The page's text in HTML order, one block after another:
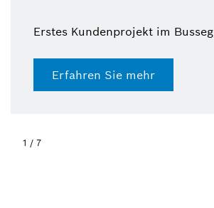
Erstes Kundenprojekt im
Erfahren Sie mehr
1 / 7